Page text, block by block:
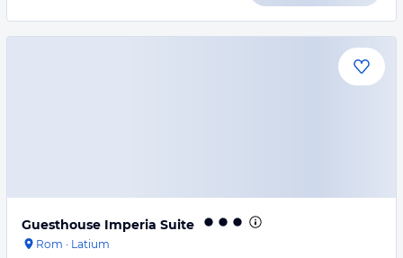
Guesthouse Imperia Suite
Rom · Latium